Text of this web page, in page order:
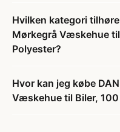
Hvilken kategori
Mørkegrå Væskehue
Polyester?
Hvor kan jeg købe
Væskehue til Biler,